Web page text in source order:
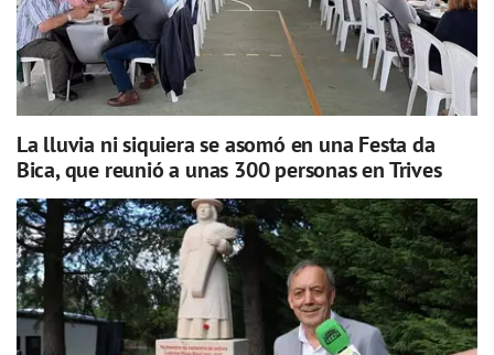
La lluvia ni siquiera se asomó en una Festa da
Bica, que reunió a unas 300 personas en Trives